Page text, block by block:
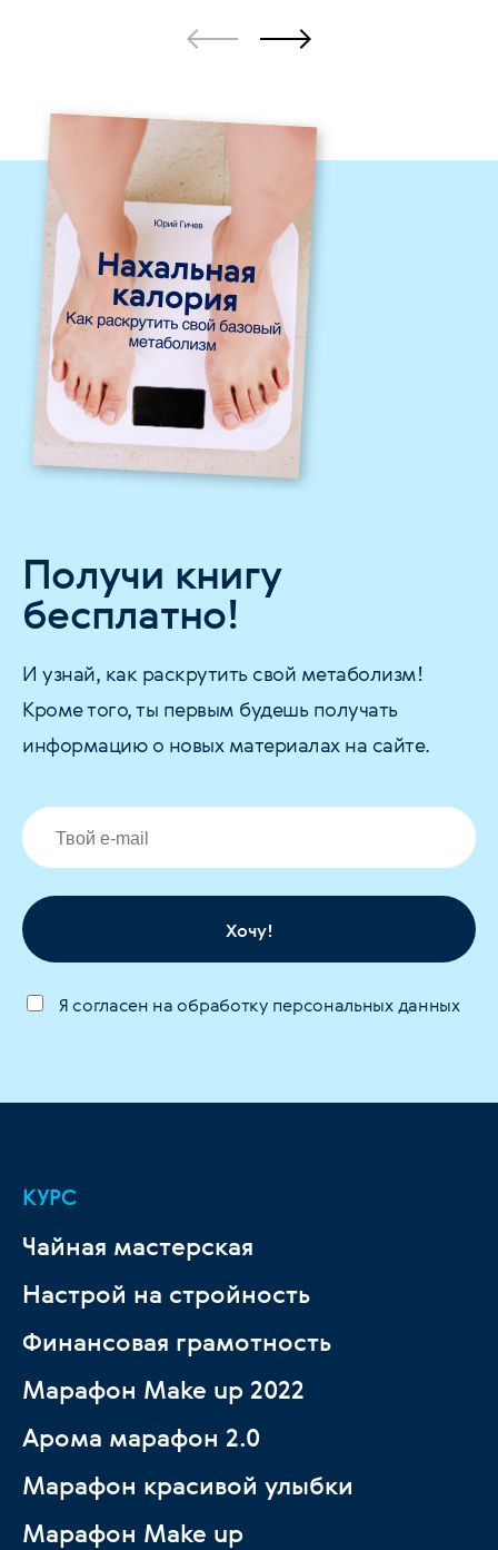
Получи книгу
бесплатно!
И узнай, как раскрутить свой метаболизм!
Кроме того, ты первым будешь получать
информацию о новых материалах на сайте.
Хочу!
Я согласен на обработку персональных данных
КУРС
Чайная мастерская
Настрой на стройность
Финансовая грамотность
Марафон Make up 2022
Арома марафон 2.0
Марафон красивой улыбки
Марафон Make up